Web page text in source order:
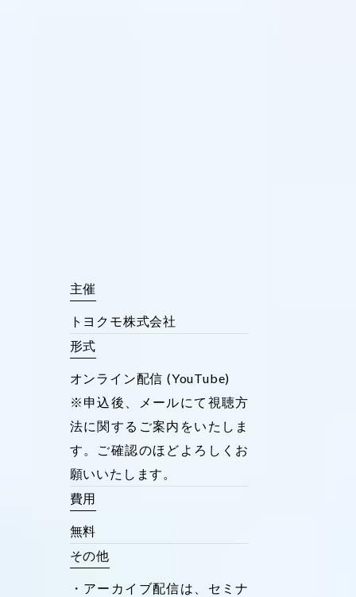
主催
トヨクモ株式会社
形式
オンライン配信 (YouTube)
※申込後、メールにて視聴方
法に関するご案内をいたしま
す。ご確認のほどよろしくお
願いいたします。
費用
無料
その他
・アーカイブ配信は、セミナ